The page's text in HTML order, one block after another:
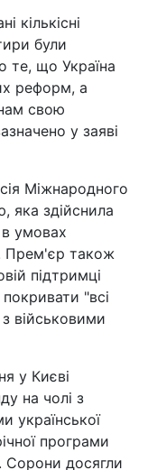
кількісні
були
те, що Україна
реформ, а
свою
у заяві
Міжнародного
яка здійснила
в умовах
Прем'єр також
підтримці
"всі
військовими
у Києві
на чолі з
української
програми
Сорони досягли